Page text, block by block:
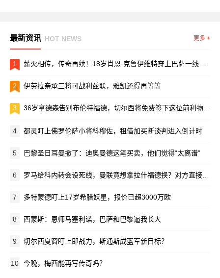
最新资讯 HOT NEWS 更多 +
1 薪火相传，传奇再续！18岁肖恩·克鲁伊维特穿上巴萨一线队球衣
2 伊劳拉亲承三将可战利兹联，雅凯还得再等等
3 36岁亨德森告别布伦特福德，切尔西将免费签下这位前利物浦队长
4 都灵盯上佛罗伦萨小将科穆佐，租借加买断谈判进入倒计时
5 巴黎圣日耳曼撤了：迪奥曼德这笔买卖，他们觉得“太离谱”
6 罗马给科内转会设死线，曼联竟想拿拉什福德换？对方直接摆手：养不起！
7 多特蒙德盯上17岁希腊妖星，报价已超3000万欧
8 西蒙斯：恩师马塞利诺，巴萨和巴黎逼我长大
9 切尔西夏窗盯上即战力，斯通斯成蓝军新目标？
10 今晚，梅西能再写传奇吗？